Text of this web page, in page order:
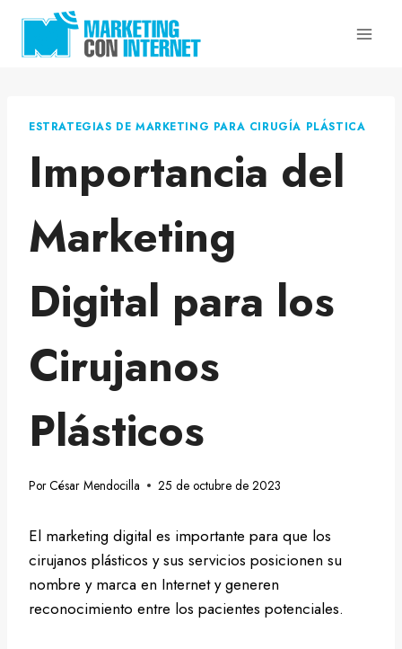
contenido
ESTRATEGIAS DE MARKETING PARA CIRUGÍA PLÁSTICA
Importancia del
Marketing
Digital para los
Cirujanos
Plásticos
PorCésar Mendocilla 25 de octubre de 2023
El marketing digital es importante para que los
cirujanos plásticos y sus servicios posicionen su
nombre y marca en Internet y generen
reconocimiento entre los pacientes potenciales.